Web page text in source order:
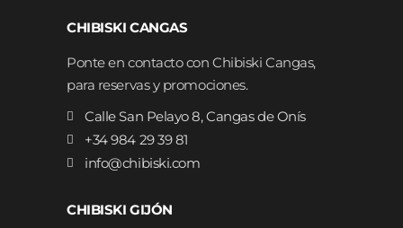
CHIBISKI CANGAS
Ponte en contacto con Chibiski Cangas,
para reservas y promociones.
Calle San Pelayo 8, Cangas de Onís
+34 984 29 39 81
info@chibiski.com
CHIBISKI GIJÓN